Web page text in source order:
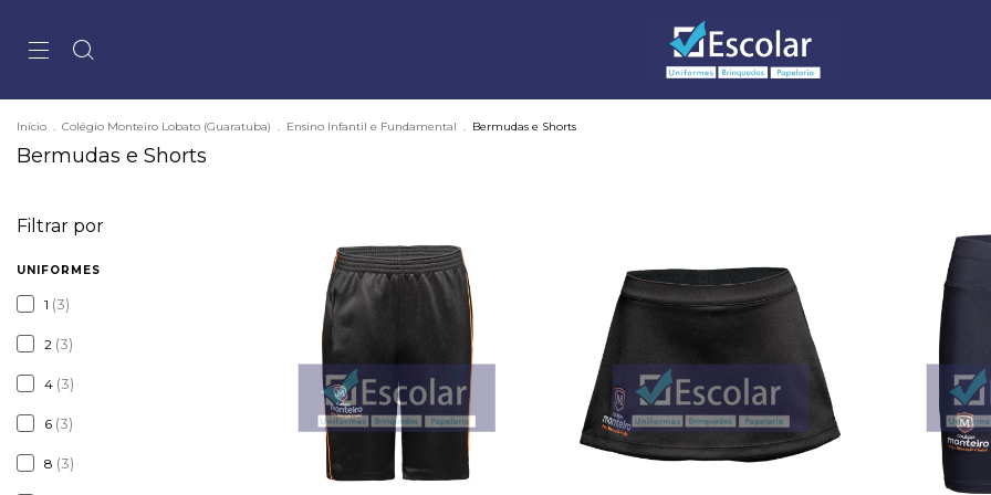
Início . Colégio Monteiro Lobato (Guaratuba) . Ensino Infantil e Fundamental . Bermudas e Shorts
Bermudas e Shorts
Filtrar por
UNIFORMES
1 (3)
2 (3)
4 (3)
6 (3)
8 (3)